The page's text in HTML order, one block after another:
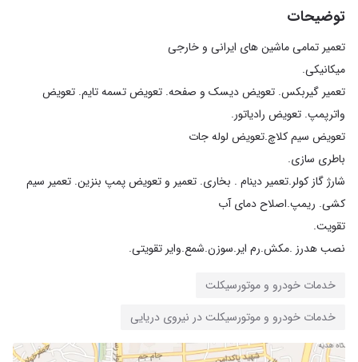
توضیحات
تعمیر گیربکس. تعویض دیسک و صفحه. تعویض تسمه تایم. تعویض
شارژ گاز کولر.تعمیر دینام . بخاری. تعمیر و تعویض پمپ بنزین. تعمیر سیم
نصب هدرز .مکش.رم ایر.سوزن.شمع.وایر تقویتی.
خدمات خودرو و موتورسیکلت
خدمات خودرو و موتورسیکلت در نیروی دریایی